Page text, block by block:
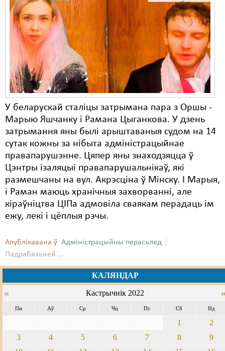
У беларускай сталіцы затрымана пара з Оршы -
Марыю Яшчанку і Рамана Цыганкова. У дзень
затрымання яны былі арыштаваныя судом на 14
сутак кожны за нібыта адміністрацыйнае
правапарушэнне. Цяпер яны знаходзяцца ў
Цэнтры ізаляцыі правапарушальнікаў, які
размешчаны на вул. Акрэсціна ў Мінску. І Марыя,
і Раман маюць хранічныя захворванні, але
кіраўніцтва ЦІПа адмовіла сваякам перадаць ім
ежу, лекі і цёплыя рэчы.
Апублікавана ў Адміністрацыйны перасьлед
Падрабязьней ...
КАЛЯНДАР
« Кастрычнік 2022
Пн Аў Ср Чц Пт Сб Нд
1
2
3
4 5 6 7 8
9
Сацыяльныя правы